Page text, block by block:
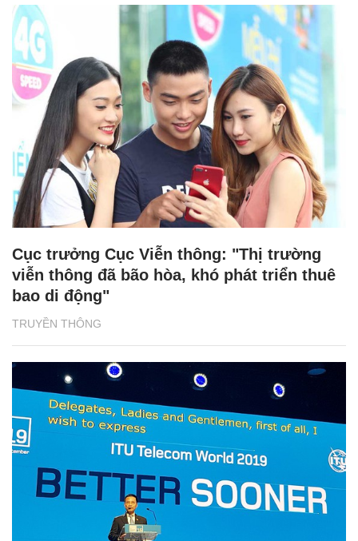
TRUYỀN THÔNG
Cục trưởng Cục Viễn thông: "Thị trường
viễn thông đã bão hòa, khó phát triển thuê
bao di động"